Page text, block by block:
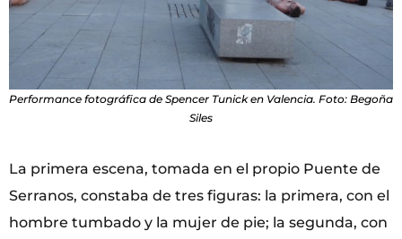
Performance fotográfica de Spencer Tunick en Valencia. Foto: Begoña
Siles
La primera escena, tomada en el propio Puente de
Serranos, constaba de tres figuras: la primera, con el
hombre tumbado y la mujer de pie; la segunda, con